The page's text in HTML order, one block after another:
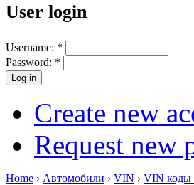
User login
Username: *
Password: *
Create new
Request new
Home › Автомобили › VIN › VIN коды